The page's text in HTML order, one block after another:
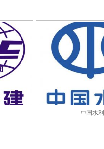
中国水利